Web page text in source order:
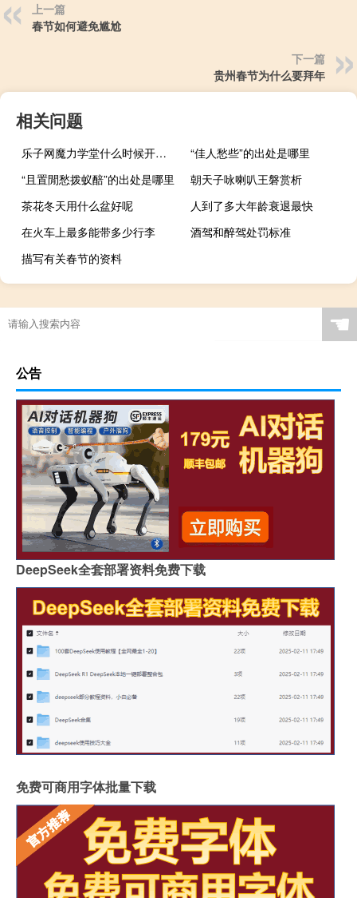
上一篇
春节如何避免尴尬
下一篇
贵州春节为什么要拜年
相关问题
乐子网魔力学堂什么时候开新区（乐子魔力学堂）
“佳人愁些”的出处是哪里
“且置閒愁拨蚁醅”的出处是哪里
朝天子咏喇叭王磐赏析
茶花冬天用什么盆好呢
人到了多大年龄衰退最快
在火车上最多能带多少行李
酒驾和醉驾处罚标准
描写有关春节的资料
☚
公告
DeepSeek全套部署资料免费下载
免费可商用字体批量下载